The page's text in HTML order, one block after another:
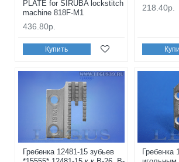
PLATE for SIRUBA lockstitch
machine 818F-M1
436.80р.
Купить
218.40р.
Гребенка 12481-15 зубьев
Гребенка